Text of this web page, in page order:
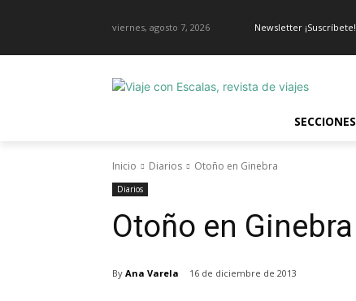
viernes, agosto 7, 2026 Newsletter ¡Suscríbete!
SECCIONES
Inicio Diarios Otoño en Ginebra
Diarios
Otoño en Ginebra
By Ana Varela 16 de diciembre de 2013